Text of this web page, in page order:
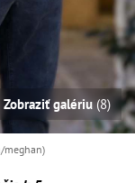
Zobraziť galériu(8)
meghan)